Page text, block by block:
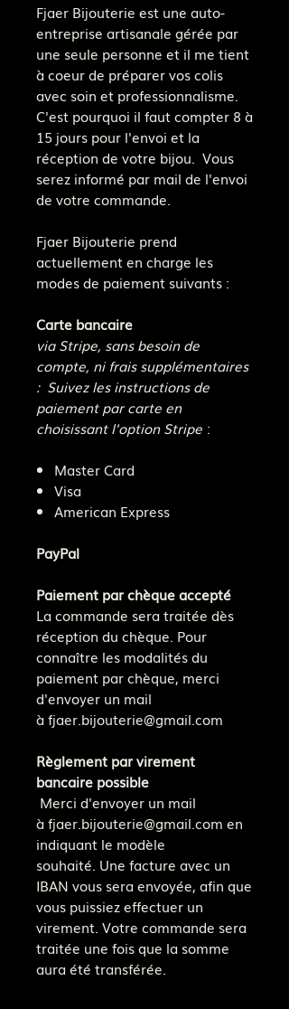
Fjaer Bijouterie est une auto-
entreprise artisanale gérée par
une seule personne et il me tient
à coeur de préparer vos colis
avec soin et professionnalisme.
C'est pourquoi il faut compter 8 à
15 jours pour l'envoi et la
réception de votre bijou. Vous
serez informé par mail de l'envoi
de votre commande.
Fjaer Bijouterie prend
actuellement en charge les
modes de paiement suivants :
Carte bancaire
via Stripe, sans besoin de
compte, ni frais supplémentaires
: Suivez les instructions de
paiement par carte en
choisissant l'option Stripe :
Master Card
Visa
American Express
PayPal
Paiement par chèque accepté
La commande sera traitée dès
réception du chèque. Pour
connaître les modalités du
paiement par chèque, merci
d'envoyer un mail
à fjaer.bijouterie@gmail.com
Règlement par virement
bancaire possible
Merci d'envoyer un mail
à fjaer.bijouterie@gmail.com en
indiquant le modèle
souhaité. Une facture avec un
IBAN vous sera envoyée, afin que
vous puissiez effectuer un
virement. Votre commande sera
traitée une fois que la somme
aura été transférée.